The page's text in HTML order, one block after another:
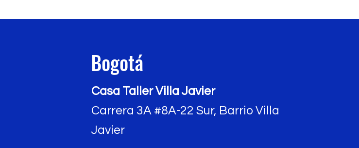
Bogotá
Casa Taller Villa Javier
Carrera 3A #8A-22 Sur, Barrio Villa
Javier